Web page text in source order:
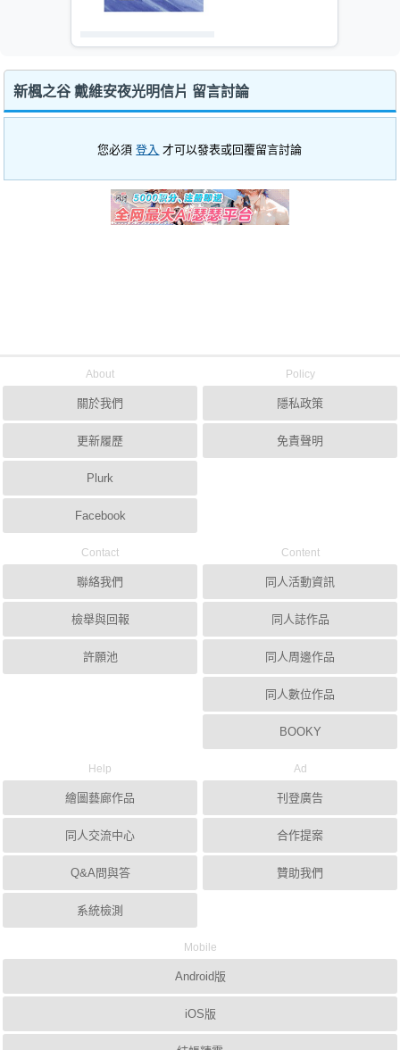
新楓之谷 戴維安夜光明信片 留言討論
您必須登入 才可以發表或回覆留言討論
About
關於我們
更新履歷
Plurk
Facebook
Policy
隱私政策
免責聲明
Contact
聯絡我們
檢舉與回報
許願池
Content
同人活動資訊
同人誌作品
同人周邊作品
同人數位作品
BOOKY
Help
繪圖藝廊作品
同人交流中心
Q&A問與答
系統檢測
Ad
刊登廣告
合作提案
贊助我們
Mobile
Android版
iOS版